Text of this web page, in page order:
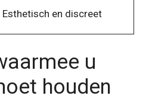
Esthetisch en discreet
u
houden